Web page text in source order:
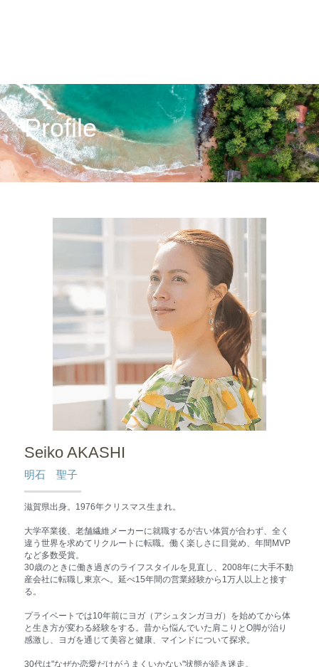
Profile
Seiko AKASHI
明石　聖子
滋賀県出身。1976年クリスマス生まれ。
大学卒業後、老舗繊維メーカーに就職するが古い体質が合わず、全く
違う世界を求めてリクルートに転職。働く楽しさに目覚め、年間MVP
など多数受賞。
30歳のときに働き過ぎのライフスタイルを見直し、2008年に大手不動
産会社に転職し東京へ。延べ15年間の営業経験から1万人以上と接す
る。
プライベートでは10年前にヨガ（アシュタンガヨガ）を始めてから体
と生き方が変わる経験をする。昔から悩んでいた肩こりとO脚が治り
感激し、ヨガを通じて美容と健康、マインドについて探求。
30代は"なぜか恋愛だけがうまくいかない"状態が続き迷走。